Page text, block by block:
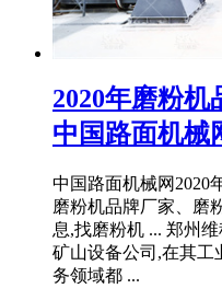
2020年磨粉机
中国路面机械
中国路面机械网2020
磨粉机品牌厂家、磨
息,找磨粉机 ... 郑州
矿山设备公司,在其工
务领域都 ...